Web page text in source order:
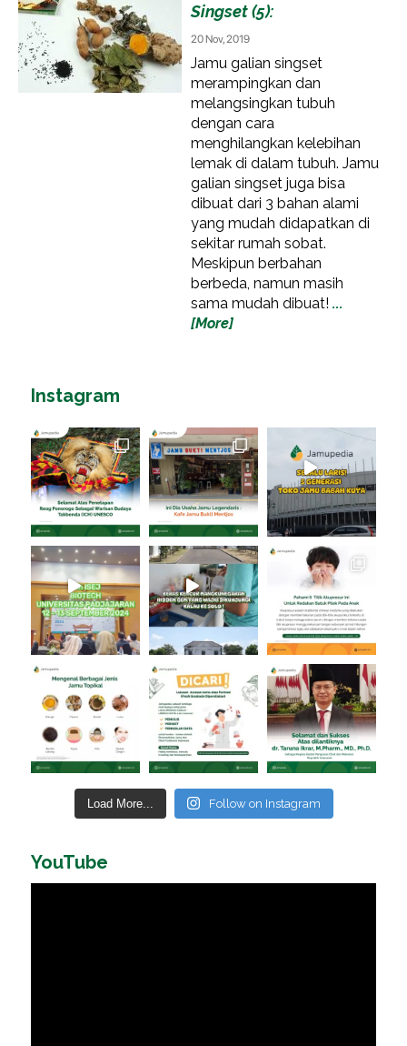
Singset (5):
20 Nov, 2019
Jamu galian singset
merampingkan dan
melangsingkan tubuh
dengan cara
menghilangkan kelebihan
lemak di dalam tubuh. Jamu
galian singset juga bisa
dibuat dari 3 bahan alami
yang mudah didapatkan di
sekitar rumah sobat.
Meskipun berbahan
berbeda, namun masih
sama mudah dibuat! ...
[More]
Instagram
Load More... Follow on Instagram
YouTube